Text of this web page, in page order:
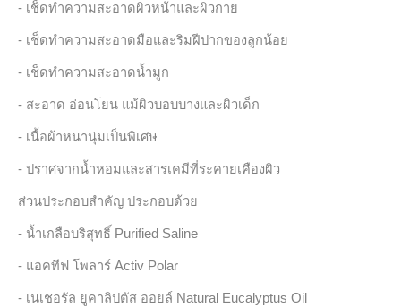
- เช็ดทำความสะอาดผิวหน้าและผิวกาย
- เช็ดทำความสะอาดมือและริมฝีปากของลูกน้อย
- เช็ดทำความสะอาดน้ำมูก
- สะอาด อ่อนโยน แม้ผิวบอบบางและผิวเด็ก
- เนื้อผ้าหนานุ่มเป็นพิเศษ
- ปราศจากน้ำหอมและสารเคมีที่ระคายเคืองผิว
ส่วนประกอบสำคัญ ประกอบด้วย
- น้ำเกลือบริสุทธิ์ Purified Saline
- แอคทีฟ โพลาร์ Activ Polar
- เนเชอรัล ยูคาลิปตัส ออยล์ Natural Eucalyptus Oil